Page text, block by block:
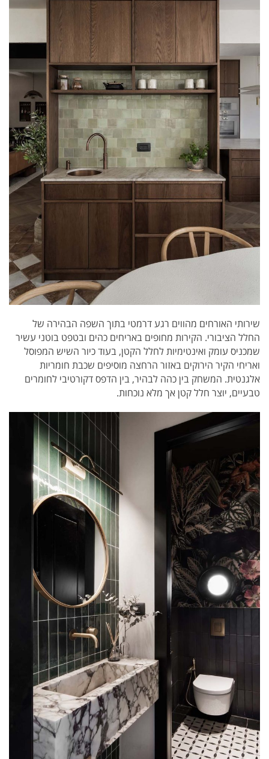
שירותי האורחים מהווים רגע דרמטי בתוך השפה הבהירה של
החלל הציבורי. הקירות מחופים באריחים כהים ובטפט בוטני עשיר
שמכניס עומק ואינטימיות לחלל הקטן, בעוד כיור השיש המפוסל
ואריחי הקיר הירוקים באזור הרחצה מוסיפים שכבת חומריות
אלגנטית. המשחק בין כהה לבהיר, בין הדפס דקורטיבי לחומרים
טבעיים, יוצר חלל קטן אך מלא נוכחות.